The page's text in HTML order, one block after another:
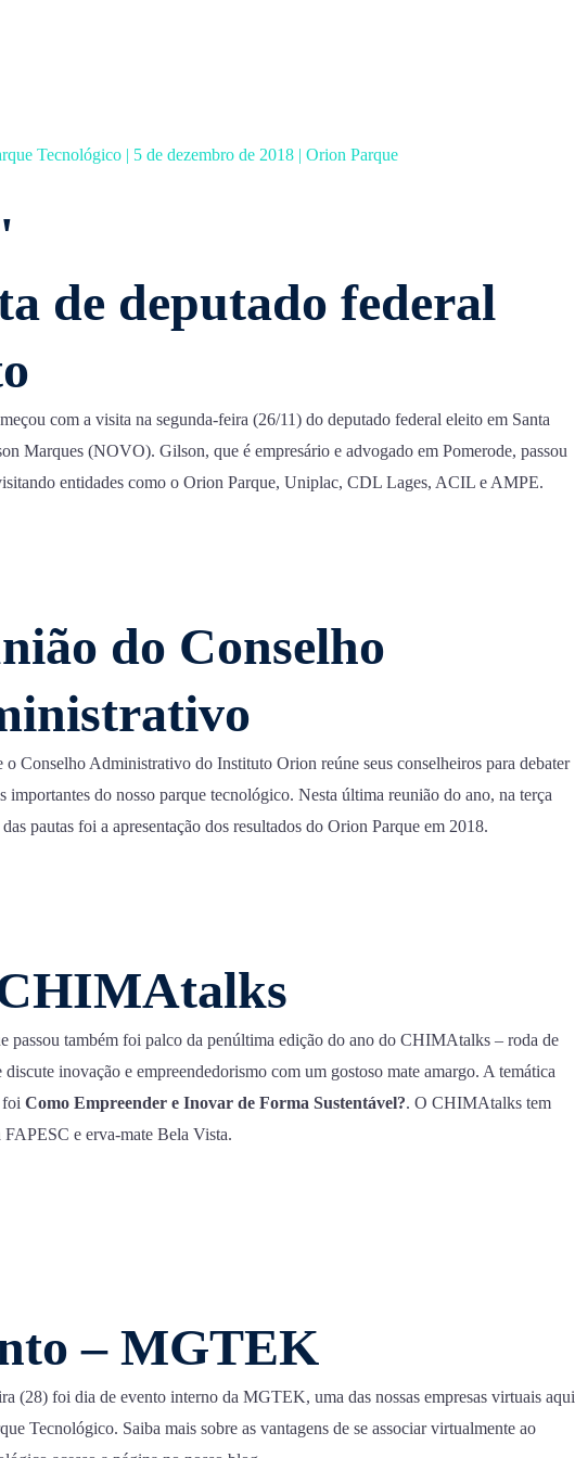
Tecnológico | 5 de dezembro de 2018 | Orion Parque
de deputado federal
com a visita na segunda-feira (26/11) do deputado federal eleito em Santa
Marques (NOVO). Gilson, que é empresário e advogado em Pomerode, passou
entidades como o Orion Parque, Uniplac, CDL Lages, ACIL e AMPE.
do Conselho
o Conselho Administrativo do Instituto Orion reúne seus conselheiros para debater
importantes do nosso parque tecnológico. Nesta última reunião do ano, na terça
pautas foi a apresentação dos resultados do Orion Parque em 2018.
CHIMAtalks
passou também foi palco da penúltima edição do ano do CHIMAtalks – roda de
discute inovação e empreendedorismo com um gostoso mate amargo. A temática
foi Como Empreender e Inovar de Forma Sustentável?. O CHIMAtalks tem
e erva-mate Bela Vista.
– MGTEK
(28) foi dia de evento interno da MGTEK, uma das nossas empresas virtuais aqui
Tecnológico. Saiba mais sobre as vantagens de se associar virtualmente ao